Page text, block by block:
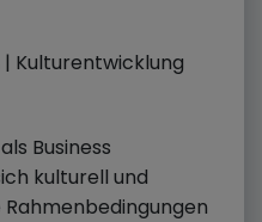
Kulturentwicklung
Business
kulturell und